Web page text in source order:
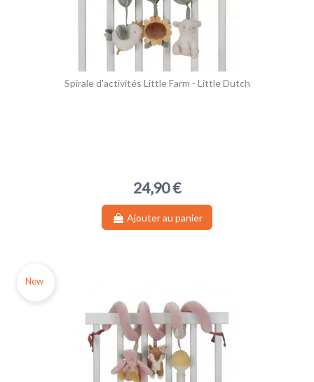
Spirale d'activités Little Farm - Little Dutch
24,90 €
Ajouter au panier
New